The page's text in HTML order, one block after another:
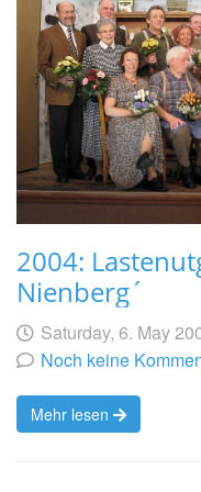
2004:
Nienberg´
Geschrieben
von
am Saturday, 6. May
Noch keine
Mehr lesen